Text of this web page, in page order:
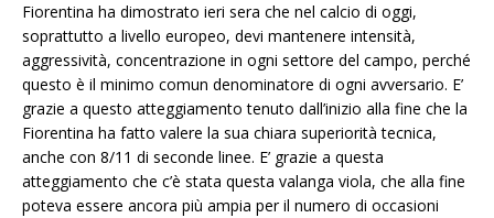
Fiorentina ha dimostrato ieri sera che nel calcio di oggi,
soprattutto a livello europeo, devi mantenere intensità,
aggressività, concentrazione in ogni settore del campo, perché
questo è il minimo comun denominatore di ogni avversario. E’
grazie a questo atteggiamento tenuto dall’inizio alla fine che la
Fiorentina ha fatto valere la sua chiara superiorità tecnica,
anche con 8/11 di seconde linee. E’ grazie a questa
atteggiamento che c’è stata questa valanga viola, che alla fine
poteva essere ancora più ampia per il numero di occasioni